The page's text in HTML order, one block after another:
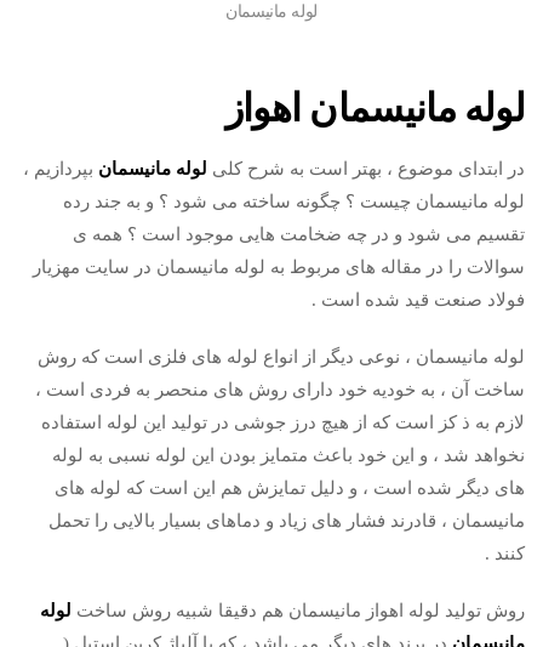
لوله مانیسمان
لوله مانیسمان اهواز
در ابتدای موضوع ، بهتر است به شرح کلی لوله مانیسمان بپردازیم ،
لوله مانیسمان چیست ؟ چگونه ساخته می شود ؟ و به جند رده
تقسیم می شود و در چه ضخامت هایی موجود است ؟ همه ی
سوالات را در مقاله های مربوط به لوله مانیسمان در سایت مهزیار
فولاد صنعت قید شده است .
لوله مانیسمان ، نوعی دیگر از انواع لوله های فلزی است که روش
ساخت آن ، به خودیه خود دارای روش های منحصر به فردی است ،
لازم به ذ کز است که از هیچ درز جوشی در تولید این لوله استفاده
نخواهد شد ، و این خود باعث متمایز بودن این لوله نسبی به لوله
های دیگر شده است ، و دلیل تمایزش هم این است که لوله های
مانیسمان ، قادرند فشار های زیاد و دماهای بسیار بالایی را تحمل
کنند .
روش تولید لوله اهواز مانیسمان هم دقیقا شبیه روش ساخت لوله